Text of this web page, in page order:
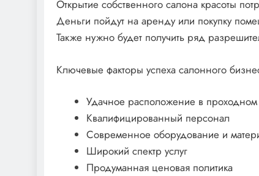
Открытие собственного салона красоты
Деньги пойдут на аренду или покупку
Также нужно будет получить ряд
Ключевые факторы успеха салонного
Удачное расположение в
Квалифицированный персонал
Современное оборудование и
Широкий спектр услуг
Продуманная ценовая политика